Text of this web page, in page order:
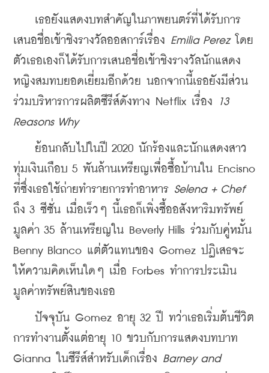
เธอยังแสดงบทสำคัญในภาพยนตร์ที่ได้รับการ
เสนอชื่อเข้าชิงรางวัลออสการ์เรื่อง Emilia Perez โดย
ตัวเธอเองก็ได้รับการเสนอชื่อเข้าชิงรางวัลนักแสดง
หญิงสมทบยอดเยี่ยมอีกด้วย นอกจากนี้เธอยังมีส่วน
ร่วมบริหารการผลิตซีรีส์ดังทาง Netflix เรื่อง
13
Reasons Why
ย้อนกลับไปในปี 2020 นักร้องและนักแสดงสาว
ทุ่มเงินเกือบ 5 พันล้านเหรียญเพื่อซื้อบ้านใน Encisno
ที่ซึ่งเธอใช้ถ่ายทำรายการทำอาหาร Selena + Chef
ถึง 3 ซีซั่น เมื่อเร็วๆ นี้เธอก็เพิ่งซื้ออสังหาริมทรัพย์
มูลค่า 35 ล้านเหรียญใน Beverly Hills ร่วมกับคู่หมั้น
Benny Blanco แต่ตัวแทนของ Gomez ปฏิเสธจะ
ให้ความคิดเห็นใดๆ เมื่อ Forbes ทำการประเมิน
มูลค่าทรัพย์สินของเธอ
ปัจจุบัน Gomez อายุ 32 ปี ทว่าเธอเริ่มต้นชีวิต
การทำงานตั้งแต่อายุ 10 ขวบกับการแสดงบทบาท
Gianna ในซีรีส์สำหรับเด็กเรื่อง Barney and